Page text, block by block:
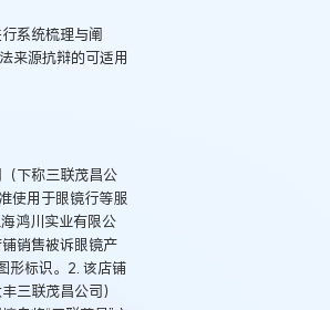
系统梳理与阐
来源抗辩的可适用
下称三联茂昌公
使用于眼镜行等服
鸿川实业有限公
销售被诉眼镜产
形标识。2. 该店铺
三联茂昌公司）